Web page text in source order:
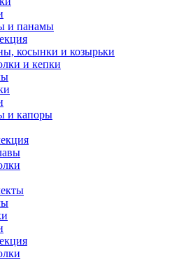
и панамы
косынки и козырьки
и кепки
и капоры